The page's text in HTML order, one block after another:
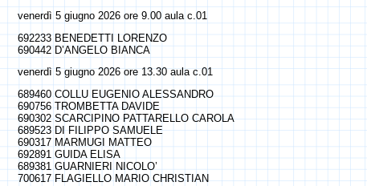
venerdì 5 giugno 2026 ore 9.00 aula c.01
692233 BENEDETTI LORENZO
690442 D’ANGELO BIANCA
venerdì 5 giugno 2026 ore 13.30 aula c.01
689460 COLLU EUGENIO ALESSANDRO
690756 TROMBETTA DAVIDE
690302 SCARCIPINO PATTARELLO CAROLA
689523 DI FILIPPO SAMUELE
690317 MARMUGI MATTEO
692891 GUIDA ELISA
689381 GUARNIERI NICOLO’
700617 FLAGIELLO MARIO CHRISTIAN